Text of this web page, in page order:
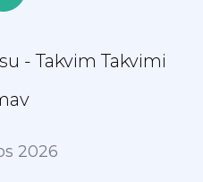
- Takvim Takvimi
2026